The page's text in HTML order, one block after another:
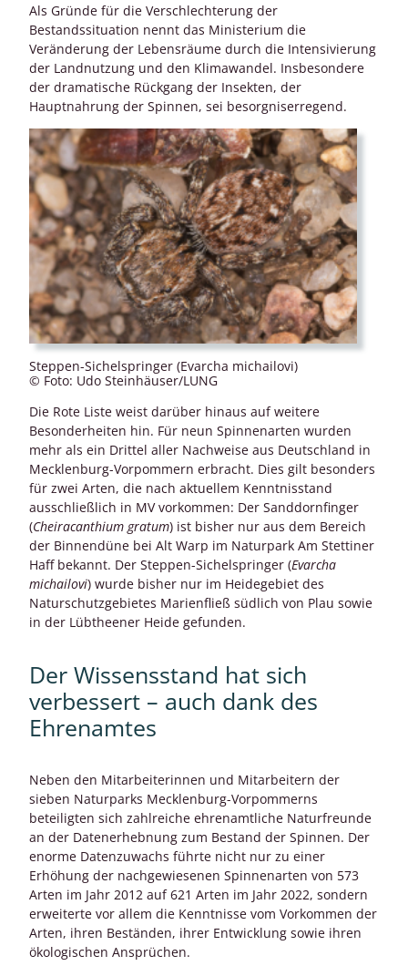
Als Gründe für die Verschlechterung der
Bestandssituation nennt das Ministerium die
Veränderung der Lebensräume durch die Intensivierung
der Landnutzung und den Klimawandel. Insbesondere
der dramatische Rückgang der Insekten, der
Hauptnahrung der Spinnen, sei besorgniserregend.
Steppen-Sichelspringer (Evarcha michailovi)
© Foto: Udo Steinhäuser/LUNG
Die Rote Liste weist darüber hinaus auf weitere
Besonderheiten hin. Für neun Spinnenarten wurden
mehr als ein Drittel aller Nachweise aus Deutschland in
Mecklenburg-Vorpommern erbracht. Dies gilt besonders
für zwei Arten, die nach aktuellem Kenntnisstand
ausschließlich in MV vorkommen: Der Sanddornfinger
(Cheiracanthium gratum) ist bisher nur aus dem Bereich
der Binnendüne bei Alt Warp im Naturpark Am Stettiner
Haff bekannt. Der Steppen-Sichelspringer (Evarcha
michailovi) wurde bisher nur im Heidegebiet des
Naturschutzgebietes Marienfließ südlich von Plau sowie
in der Lübtheener Heide gefunden.
Der Wissensstand hat sich
verbessert – auch dank des
Ehrenamtes
Neben den Mitarbeiterinnen und Mitarbeitern der
sieben Naturparks Mecklenburg-Vorpommerns
beteiligten sich zahlreiche ehrenamtliche Naturfreunde
an der Datenerhebnung zum Bestand der Spinnen. Der
enorme Datenzuwachs führte nicht nur zu einer
Erhöhung der nachgewiesenen Spinnenarten von 573
Arten im Jahr 2012 auf 621 Arten im Jahr 2022, sondern
erweiterte vor allem die Kenntnisse vom Vorkommen der
Arten, ihren Beständen, ihrer Entwicklung sowie ihren
ökologischen Ansprüchen.